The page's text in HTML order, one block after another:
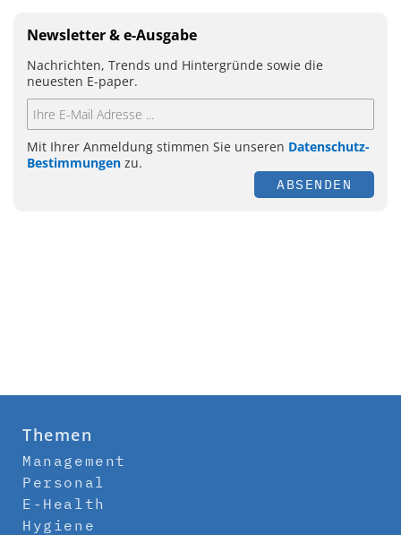
Newsletter & e-Ausgabe
Nachrichten, Trends und Hintergründe sowie die
neuesten E-paper.
Mit Ihrer Anmeldung stimmen Sie unseren Datenschutz-
Bestimmungen zu.
ABSENDEN
Themen
Management
Personal
E-Health
Hygiene